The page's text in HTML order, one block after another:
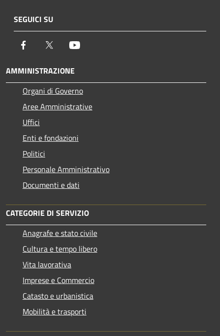
SEGUICI SU
Facebook Twitter
AMMINISTRAZIONE
Organi di Governo
Aree Amministrative
Uffici
Enti e fondazioni
Politici
Personale Amministrativo
Documenti e dati
CATEGORIE DI SERVIZIO
Anagrafe e stato civile
Cultura e tempo libero
Vita lavorativa
Imprese e Commercio
Catasto e urbanistica
Mobilità e trasporti